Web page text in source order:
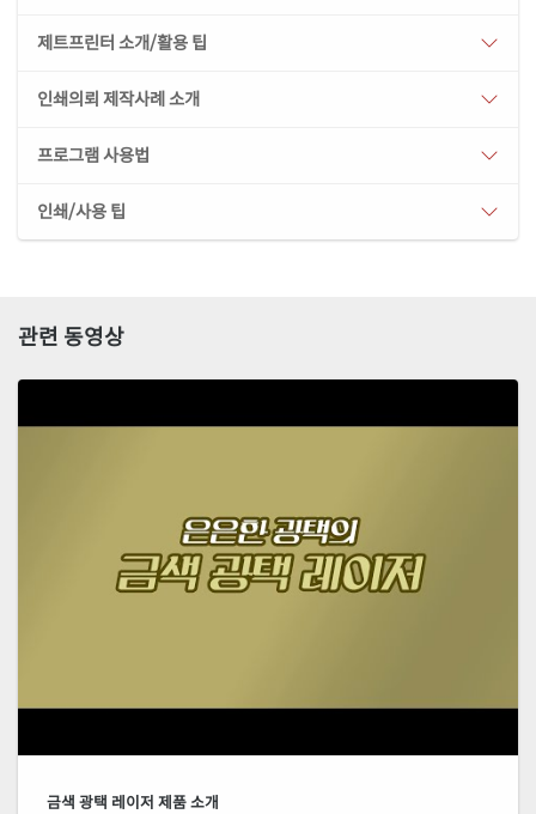
제트프린터 소개/활용 팁
인쇄의뢰 제작사례 소개
프로그램 사용법
인쇄/사용 팁
관련 동영상
금색 광택 레이저 제품 소개